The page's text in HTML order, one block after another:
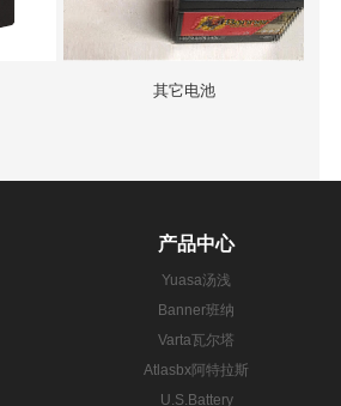
其它电池
产品中心
Yuasa汤浅
Banner班纳
Varta瓦尔塔
Atlasbx阿特拉斯
U.S.Battery